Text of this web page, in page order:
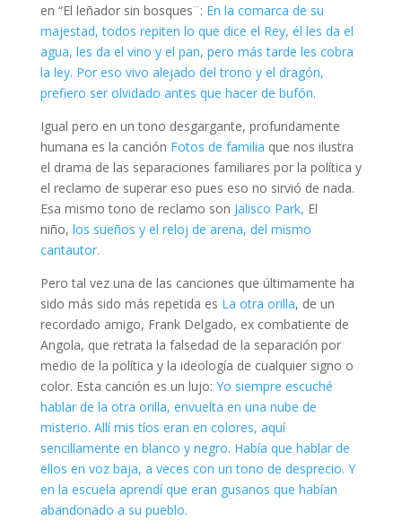
en “El leñador sin bosques¨: En la comarca de su
majestad, todos repiten lo que dice el Rey, él les da el
agua, les da el vino y el pan, pero más tarde les cobra
la ley. Por eso vivo alejado del trono y el dragón,
prefiero ser olvidado antes que hacer de bufón.
Igual pero en un tono desgargante, profundamente
humana es la canción Fotos de familia que nos ilustra
el drama de las separaciones familiares por la política y
el reclamo de superar eso pues eso no sirvió de nada.
Esa mismo tono de reclamo son Jalisco Park, El
niño, los sueños y el reloj de arena, del mismo
cantautor.
Pero tal vez una de las canciones que últimamente ha
sido más sido más repetida es La otra orilla, de un
recordado amigo, Frank Delgado, ex combatiente de
Angola, que retrata la falsedad de la separación por
medio de la política y la ideología de cualquier signo o
color. Esta canción es un lujo: Yo siempre escuché
hablar de la otra orilla, envuelta en una nube de
misterio. Allí mis tíos eran en colores, aquí
sencillamente en blanco y negro. Había que hablar de
ellos en voz baja, a veces con un tono de desprecio. Y
en la escuela aprendí que eran gusanos que habían
abandonado a su pueblo.